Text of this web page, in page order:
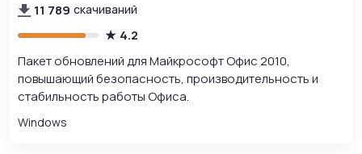
11 789 скачиваний
4.2
Пакет обновлений для Майкрософт Офис 2010,
повышающий безопасность, производительность и
стабильность работы Офиса.
Windows